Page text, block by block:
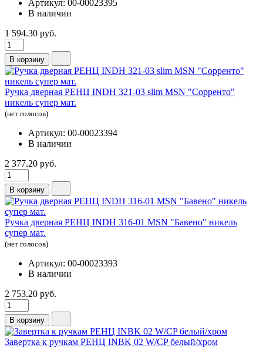
Артикул: 00-00023395
В наличии
1 594.30 руб.
В корзину
Ручка дверная РЕНЦ INDH 321-03 slim MSN "Сорренто"
никель супер мат.
(нет голосов)
Артикул: 00-00023394
В наличии
2 377.20 руб.
В корзину
Ручка дверная РЕНЦ INDH 316-01 MSN "Бавено" никель
супер мат.
(нет голосов)
Артикул: 00-00023393
В наличии
2 753.20 руб.
В корзину
Завертка к ручкам РЕНЦ INBK 02 W/CP белый/хром